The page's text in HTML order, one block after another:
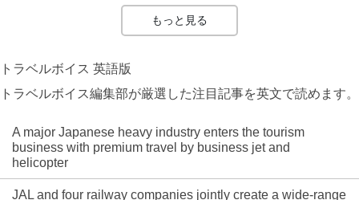
もっと見る
トラベルボイス 英語版
トラベルボイス編集部が厳選した注目記事を英文で読めます。
A major Japanese heavy industry enters the tourism
business with premium travel by business jet and
helicopter
JAL and four railway companies jointly create a wide-range